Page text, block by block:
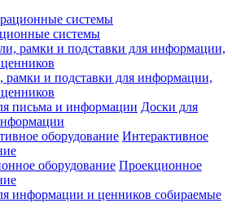
системы
рамки и подставки для информации,
Доски для
Интерактивное
Проекционное